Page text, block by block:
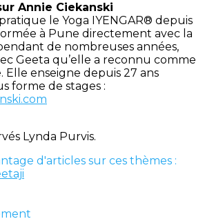
Annie Ciekanski
le Yoga IYENGAR® depuis
à Pune directement avec la
de nombreuses années,
Geeta qu’elle a reconnu comme
Elle enseigne depuis 27 ans
forme de stages :
Lynda Purvis.
d'articles sur ces thèmes :